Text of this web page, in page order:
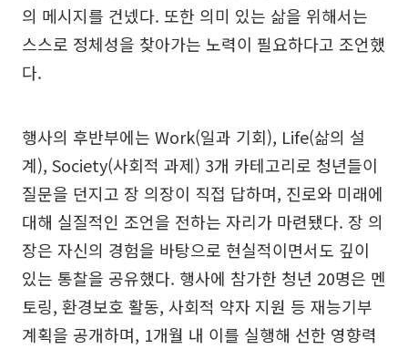
의 메시지를 건넸다. 또한 의미 있는 삶을 위해서는
스스로 정체성을 찾아가는 노력이 필요하다고 조언했
다.
행사의 후반부에는 Work(일과 기회), Life(삶의 설
계), Society(사회적 과제) 3개 카테고리로 청년들이
질문을 던지고 장 의장이 직접 답하며, 진로와 미래에
대해 실질적인 조언을 전하는 자리가 마련됐다. 장 의
장은 자신의 경험을 바탕으로 현실적이면서도 깊이
있는 통찰을 공유했다. 행사에 참가한 청년 20명은 멘
토링, 환경보호 활동, 사회적 약자 지원 등 재능기부
계획을 공개하며, 1개월 내 이를 실행해 선한 영향력